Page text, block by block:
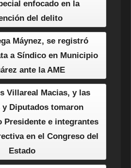
enfocado en la
del delito
Máynez, se registró
a Síndico en Municipio
ante la AME
Villareal Macias, y las
y Diputados tomaron
Presidente e integrantes
en el Congreso del
Estado